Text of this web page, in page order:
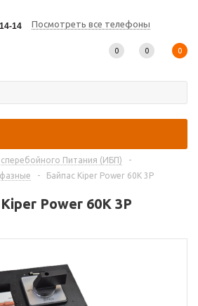
14 Посмотреть все телефоны
0 0 0
Питания (ИБП)
-
- Байпас Kiper Power 60K 3P
Power 60K 3P